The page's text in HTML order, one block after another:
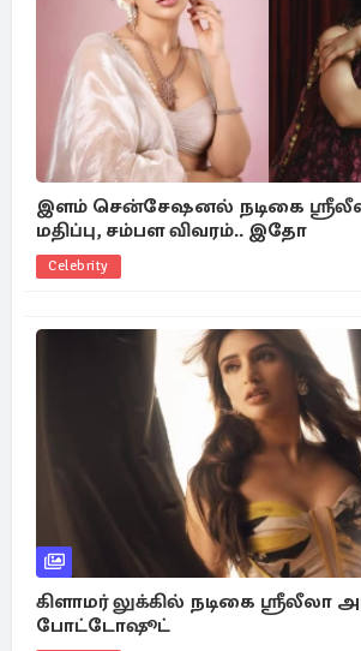
இளம் சென்சேஷனல் நடிகை
மதிப்பு, சம்பள விவரம்.. இதோ
Celebrity
கிளாமர் லுக்கில் நடிகை ஸ்ரீலீலா
போட்டோஷூட்